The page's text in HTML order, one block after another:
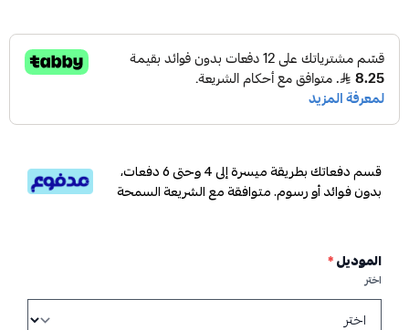
قسم دفعاتك بطريقة ميسرة إلى 4 وحتى 6 دفعات،
بدون فوائد أو رسوم. متوافقة مع الشريعة السمحة
الموديل*
اختر